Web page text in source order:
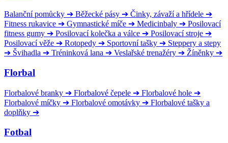
Balanční pomůcky ➔ Běžecké pásy ➔ Činky, závaží a hřídele ➔
Fitness rukavice ➔ Gymnastické míče ➔ Medicinbaly ➔ Posilovací
fitness gumy ➔ Posilovací kolečka a válce ➔ Posilovací stroje ➔
Posilovací věže ➔ Rotopedy ➔ Sportovní tašky ➔ Steppery a stepy
➔ Švihadla ➔ Tréninková lana ➔ Veslařské trenažéry ➔ Žíněnky ➔
Florbal
Florbalové branky ➔ Florbalové čepele ➔ Florbalové hole ➔
Florbalové míčky ➔ Florbalové omotávky ➔ Florbalové tašky a
doplňky ➔
Fotbal